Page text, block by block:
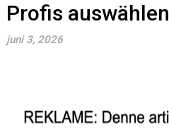
Profis auswählen
juni 3, 2026